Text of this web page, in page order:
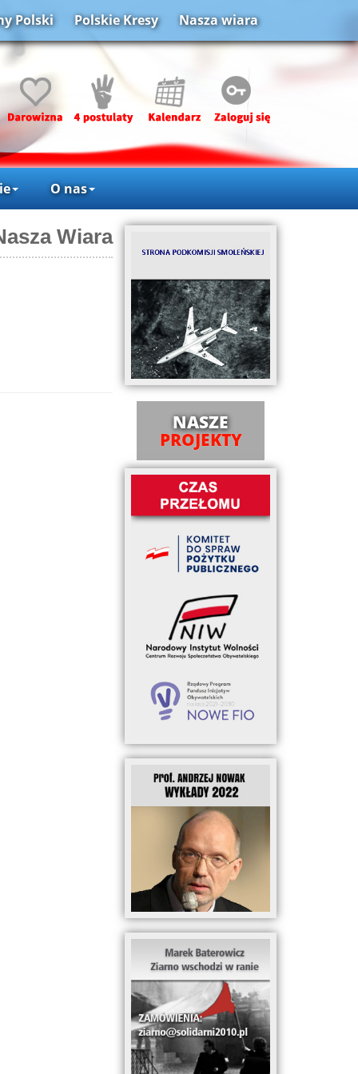
Polski Polskie Kresy Nasza wiara
O nas
Wiara
NASZE
PROJEKTY